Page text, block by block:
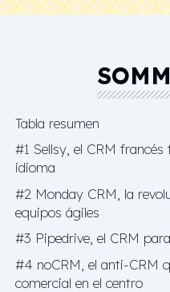
Tabla resumen
#1 Sellsy, el CRM
idioma
#2 Monday CRM, la
equipos ágiles
#3 Pipedrive, el CRM
#4 noCRM, el anti-CRM
comercial en el centro